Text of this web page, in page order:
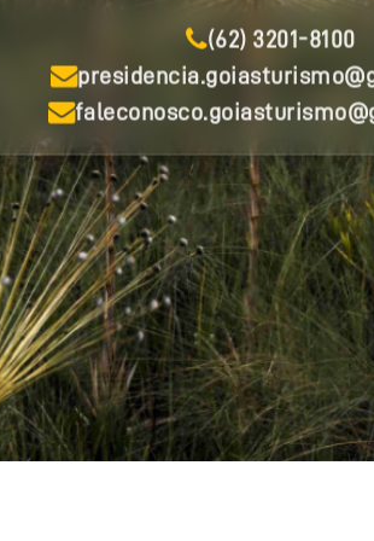
(62) 3201-8100